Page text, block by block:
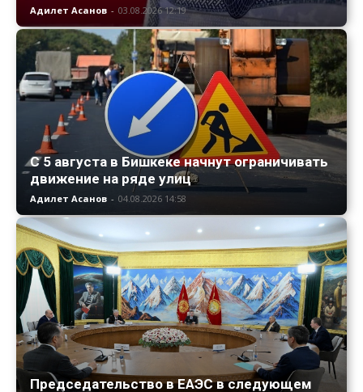
Адилет Асанов - 03.08.2026 12:19
С 5 августа в Бишкеке начнут ограничивать
движение на ряде улиц
Адилет Асанов - 04.08.2026 14:58
Председательство в ЕАЭС в следующем